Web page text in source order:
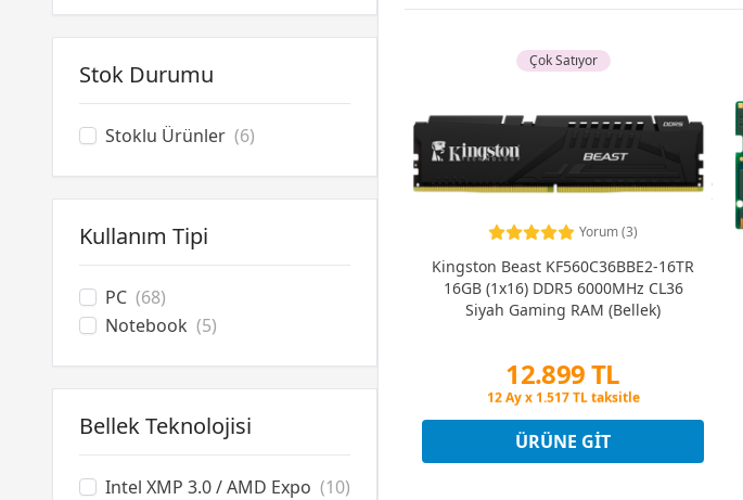
Inno3d (4)
Kingston (73)
Lexar (9)
PNY (2)
Patriot
(49)
Twinmos (5)
Stok Durumu
Stoklu Ürünler (6)
Kullanım Tipi
PC (68)
Notebook (5)
Bellek Teknolojisi
Intel XMP 3.0 / AMD Expo (10)
Çok Satıyor
Yorum (3)
Kingston Beast KF560C36BBE2-16TR
16GB (1x16) DDR5 6000MHz CL36
Siyah Gaming RAM (Bellek)
12.899 TL
Peşin Fiyatına 3 Taksit
Peşin Fiyatına 3 Taksit
ÜRÜNE GIT